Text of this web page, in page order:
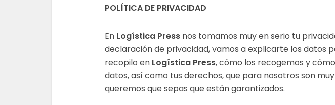
POLÍTICA DE PRIVACIDAD
En Logística Press nos tomamos muy en serio tu
declaración de privacidad, vamos a explicarte los datos
recopilo en Logística Press, cómo los recogemos y
datos, así como tus derechos, que para nosotros son
queremos que sepas que están garantizados.